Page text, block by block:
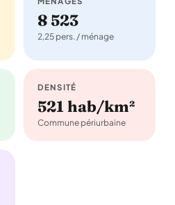
8 523
2,25 pers. / ménage
DENSITÉ
521 hab/km²
Commune périurbaine